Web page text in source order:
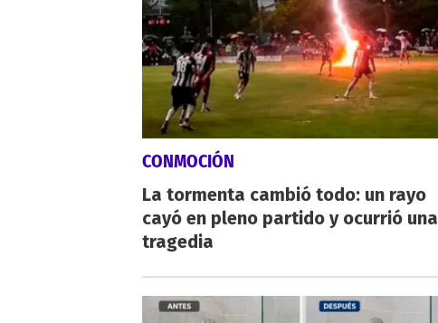
CONMOCIÓN
La tormenta cambió todo: un rayo
cayó en pleno partido y ocurrió una
tragedia